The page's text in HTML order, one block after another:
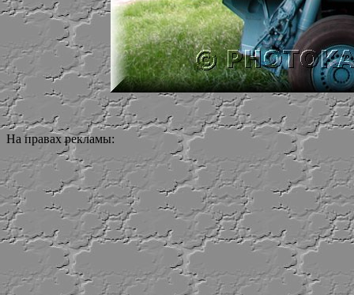
На правах рекламы: